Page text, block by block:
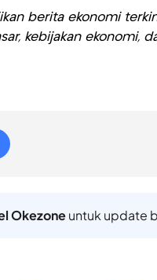
berita ekonomi
kebijakan ekonomi,
Okezoneuntuk update